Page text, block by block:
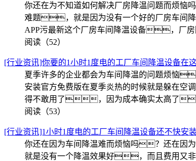
你还在为不知道如何解决厂房降温问题而烦
难题，就是因为没有一个好的厂房车间
APP污最新这个厂房车间降温设备，厂房
阅读（52）
[行业资讯]你要的1小时1度电的工厂车间降温设备在
夏季许多的企业都会为车间降温的问题烦
安装官方免费版在夏季炎热的时候就是躲在
得不敢用了，因为成本确实太高了
阅读（53）
[行业资讯]1小时1度电的工厂车间降温设备还不快安
你还在因为车间降温难而烦恼吗？还在因
就是没有一个降温效果好，而且费用又